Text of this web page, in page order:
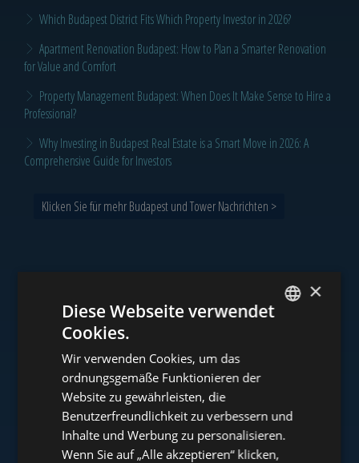
Which Budapest District Fits Which Property Investor in 2026?
Apartment Renovation Budapest: How to Plan a Smarter Renovation
for Value and Comfort
Property Management Budapest: When Does It Make Sense to Hire a
Professional?
Why Investing in Budapest Real Estate is a Smart Move in 2026: A
Comprehensive Guide for Investors
Klicken Sie für mehr Budapest und Tower Nachrichten >
Unser Portfolio
www.tower-investments.com
www.towerassistance.com
FRENCH
ITALIAN
×
Diese Webseite verwendet
Cookies.
Wir verwenden Cookies, um das
ordnungsgemäße Funktionieren der
Website zu gewährleisten, die
Benutzerfreundlichkeit zu verbessern und
Inhalte und Werbung zu personalisieren.
Wenn Sie auf „Alle akzeptieren“ klicken,